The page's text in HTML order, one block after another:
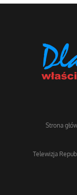
Strona
Telewizja